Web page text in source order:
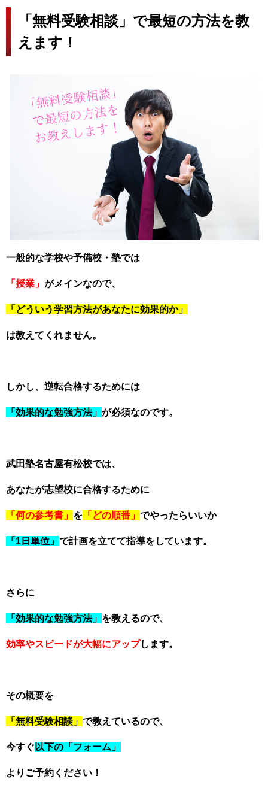
「無料受験相談」で最短の方法を教
えます！
一般的な学校や予備校・塾では
「授業」 がメインなので、
「どういう学習方法があなたに効果的か」
は教えてくれません。
しかし、逆転合格するためには
「効果的な勉強方法」 が必須なのです。
武田塾名古屋有松校では、
あなたが志望校に合格するために
「何の参考書」 を 「どの順番」 でやったらいいか
「1日単位」 で計画を立てて指導をしています。
さらに
「効果的な勉強方法」 を教えるので、
効率やスピードが大幅にアップします。
その概要を
「無料受験相談」 で教えているので、
今すぐ以下の「フォーム」
よりご予約ください！